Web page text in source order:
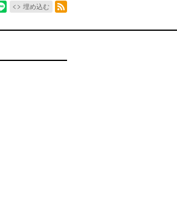
埋め込む